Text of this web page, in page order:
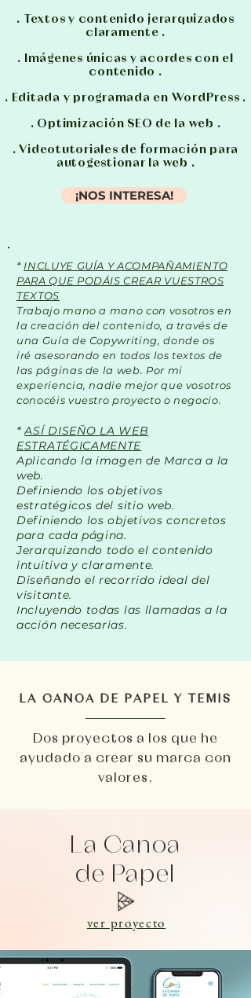
. Textos y contenido jerarquizados
claramente .
. Imágenes únicas y acordes con el
contenido .
. Editada y programada en WordPress .
. Optimización SEO de la web .
.Videotutoriales de formación para
autogestionar la web .
¡NOS INTERESA!
* INCLUYE GUÍA Y ACOMPAÑAMIENTO
PARA QUE PODÁIS CREAR VUESTROS
TEXTOS
Trabajo mano a mano con vosotros en
la creación del contenido, a través de
una Guía de Copywriting, donde os
iré asesorando en todos los textos de
las páginas de la web. Por mi
experiencia, nadie mejor que vosotros
conocéis vuestro proyecto o negocio.
*ASÍ DISEÑO LA WEB
ESTRATÉGICAMENTE
Aplicando la imagen de Marca a la
web.
Definiendo los objetivos
estratégicos del sitio web.
Definiendo los objetivos concretos
para cada página.
Jerarquizando todo el contenido
intuitiva y claramente.
Diseñando el recorrido ideal del
visitante.
Incluyendo todas las llamadas a la
acción necesarias.
LA CANOA DE PAPEL Y TEMIS
Dos proyectos a los que he
ayudado a crear su marca con
valores.
La Canoa
de Papel
ver proyecto